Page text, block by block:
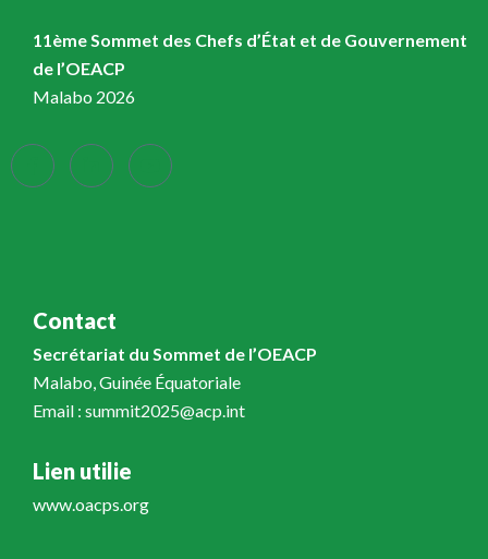
11ème Sommet des Chefs d’État et de Gouvernement
de l’OEACP
Malabo 2026
Contact
Secrétariat du Sommet de l’OEACP
Malabo, Guinée Équatoriale
Email : summit2025@acp.int
Lien utilie
www.oacps.org